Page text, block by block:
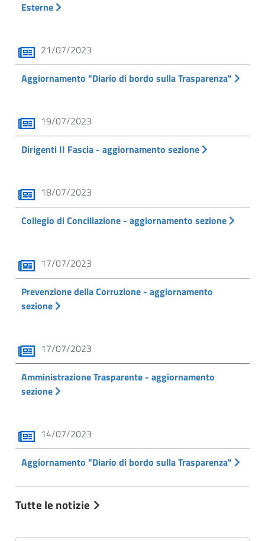
Esterne
21/07/2023
Aggiornamento "Diario di bordo sulla Trasparenza"
19/07/2023
Dirigenti II Fascia - aggiornamento sezione
18/07/2023
Collegio di Conciliazione - aggiornamento sezione
17/07/2023
Prevenzione della Corruzione - aggiornamento
sezione
17/07/2023
Amministrazione Trasparente - aggiornamento
sezione
14/07/2023
Aggiornamento "Diario di bordo sulla Trasparenza"
Tutte le notizie